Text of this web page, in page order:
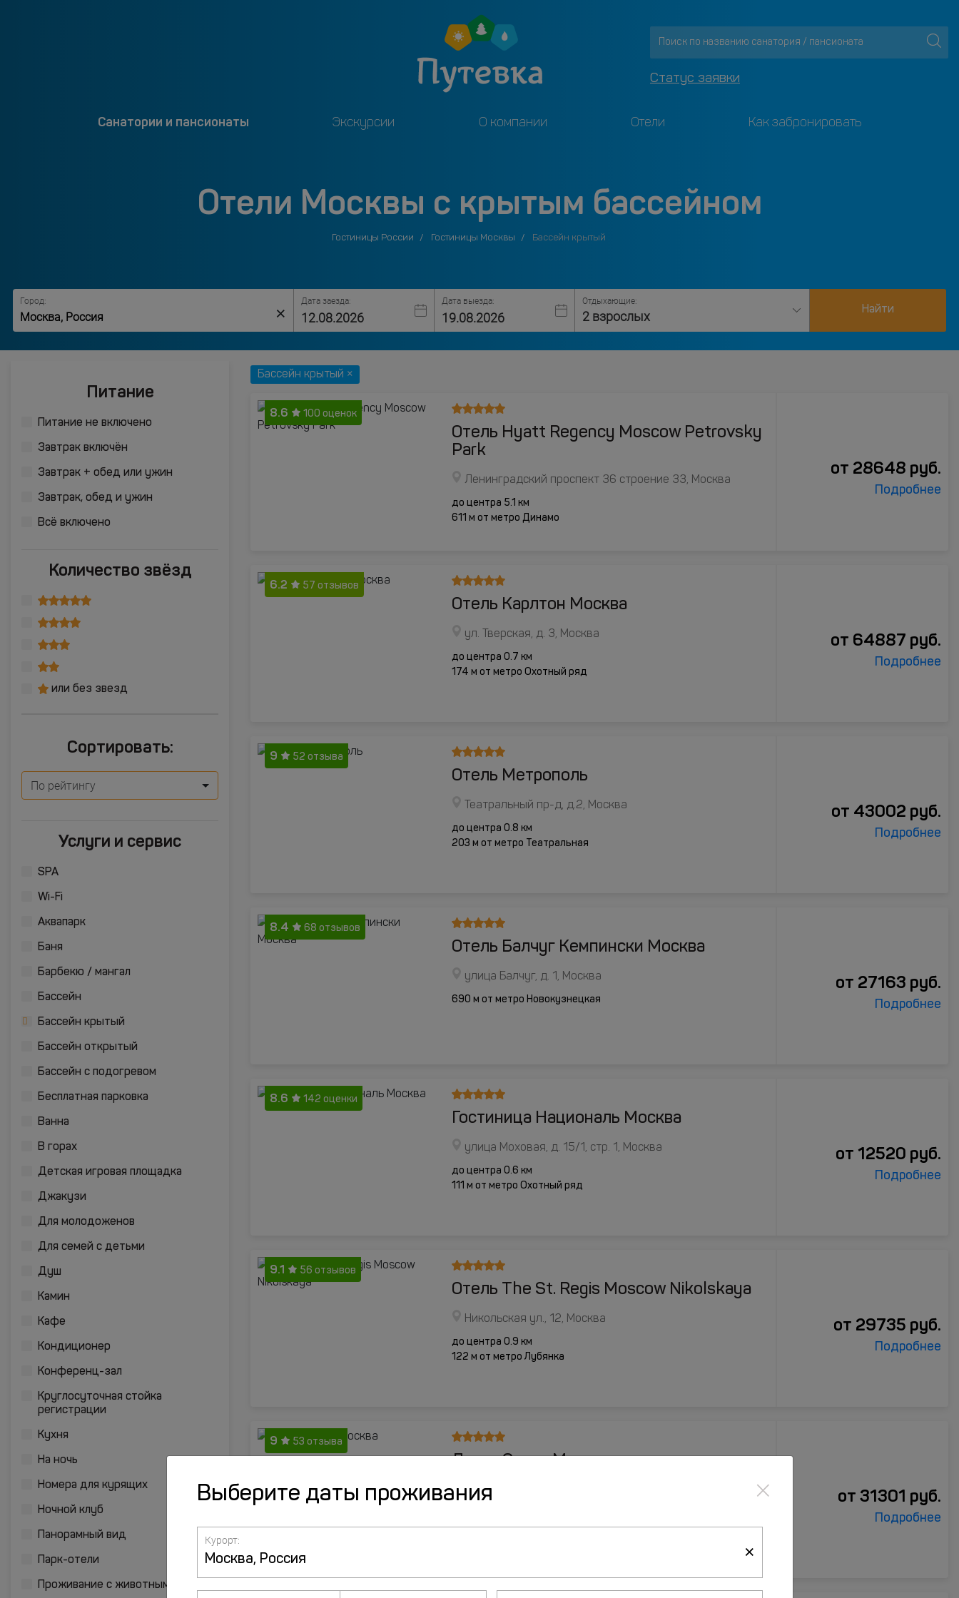
Статус заявки
Санатории и пансионаты Экскурсии О компании Отели Как забронировать
Отели Москвы с крытым бассейном
Гостиницы России Гостиницы Москвы Бассейн крытый
Город:
×
Дата заезда: Дата выезда: Отдыхающие:
2 взрослых Найти
Питание
Питание не включено
Завтрак включён
Завтрак + обед или ужин
Завтрак, обед и ужин
Всё включено
Количество звёзд
или без звезд
Сортировать:
По рейтингу
Услуги и сервис
SPA
Wi-Fi
Аквапарк
Баня
Барбекю / мангал
Бассейн
Бассейн крытый
Бассейн открытый
Бассейн с подогревом
Бесплатная парковка
Ванна
В горах
Детская игровая площадка
Джакузи
Для молодоженов
Для семей с детьми
Душ
Камин
Кафе
Кондиционер
Конференц-зал
Круглосуточная стойка
регистрации
Кухня
На ночь
Номера для курящих
Ночной клуб
Панорамный вид
Парк-отели
Проживание с животными
Бассейн крытый ×
8.6 100 оценок
Отель Hyatt Regency Moscow Petrovsky
Park
Ленинградский проспект 36 строение 33, Москва
до центра 5.1 км
611 м от метро Динамо
от 28648 руб.
Подробнее
6.2 57 отзывов
Отель Карлтон Москва
ул. Тверская, д. 3, Москва
до центра 0.7 км
174 м от метро Охотный ряд
от 64887 руб.
Подробнее
9 52 отзыва
Отель Метрополь
Театральный пр-д, д.2, Москва
до центра 0.8 км
203 м от метро Театральная
от 43002 руб.
Подробнее
8.4 68 отзывов
Отель Балчуг Кемпински Москва
улица Балчуг, д. 1, Москва
690 м от метро Новокузнецкая
от 27163 руб.
Подробнее
8.6 142 оценки
Гостиница Националь Москва
улица Моховая, д. 15/1, стр. 1, Москва
до центра 0.6 км
111 м от метро Охотный ряд
от 12520 руб.
Подробнее
9.1 56 отзывов
Отель The St. Regis Moscow Nikolskaya
Никольская ул., 12, Москва
до центра 0.9 км
122 м от метро Лубянка
от 29735 руб.
Подробнее
9 53 отзыва
Лотте Отель Москва
Новинский Бульвар, д. 8, стр. 2, Москва
242 м от метро Смоленская (Филёвская)
от 31301 руб.
Подробнее
Выберите даты проживания ×
Курорт:
×